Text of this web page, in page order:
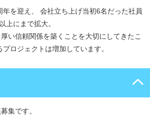
を迎え、 会社立ち上げ当初6名だった社員
上にまで拡大。
い信頼関係を築くことを大切にしてきたこ
ロジェクトは増加しています。
集です。